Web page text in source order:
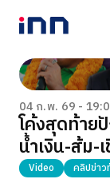
NEWS
LIFESTYLE
HOROSCOPE
LOTTERY
04 ก.พ. 69 -
โค้งสุดท้าย
น้ำเงิน-ส้ม-
Video คลิปข่าว